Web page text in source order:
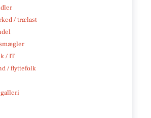
/ trælast
/ IT
/ flyttefolk